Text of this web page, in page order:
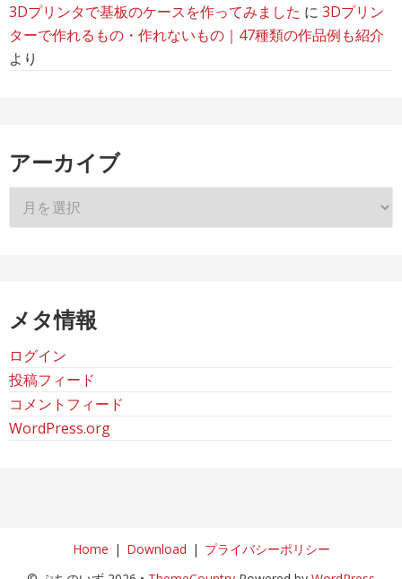
3Dプリンタで基板のケースを作ってみました に 3Dプリン
ターで作れるもの・作れないもの｜47種類の作品例も紹介
より
アーカイブ
メタ情報
ログイン
投稿フィード
コメントフィード
WordPress.org
Home Download
プライバシーポリシー